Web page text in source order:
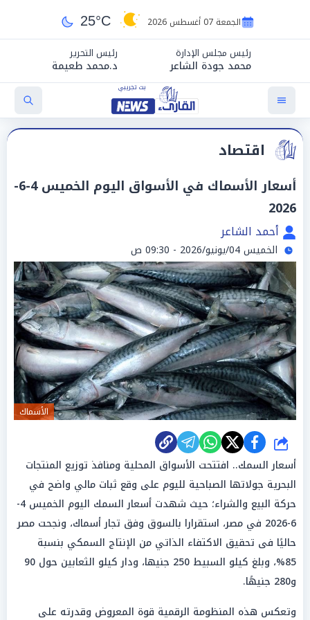
الجمعة 07 أغسطس 2026 25°C
رئيس مجلس الإدارة
محمد جودة الشاعر
رئيس التحرير
د.محمد طعيمة
اقتصاد
أسعار الأسماك في الأسواق اليوم الخميس 4-6-
2026
أحمد الشاعر
الخميس 04/يونيو/2026 - 09:30 ص
الأسماك
شارك
أسعار السمك.. افتتحت الأسواق المحلية ومنافذ توزيع المنتجات
البحرية جولاتها الصباحية لليوم على وقع ثبات مالي واضح في
حركة البيع والشراء؛ حيث شهدت أسعار السمك اليوم الخميس 4-
6-2026 في مصر، استقرارا بالسوق وفق تجار أسماك، ونجحت مصر
حاليًا فى تحقيق الاكتفاء الذاتي من الإنتاج السمكي بنسبة
85%، وبلغ كيلو السبيط 250 جنيها، ودار كيلو الثعابين حول 90
و280 جنيهًا.
وتعكس هذه المنظومة الرقمية قوة المعروض وقدرته على